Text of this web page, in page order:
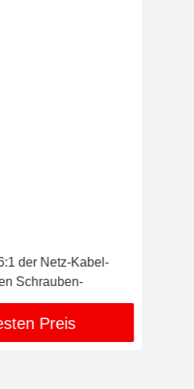
der Netz-Kabel-
Schrauben-
Preis